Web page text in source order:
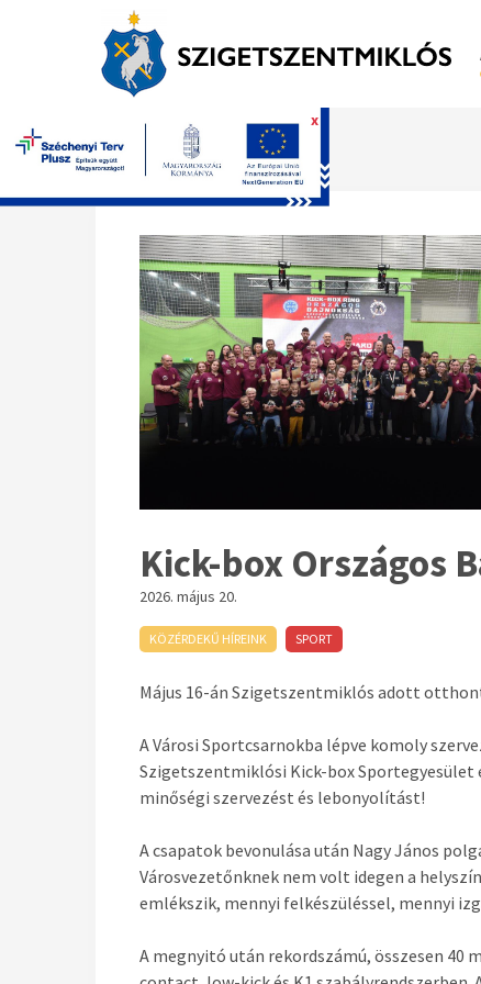
x
Főoldal
Kick-box Országos
2026. május 20.
KÖZÉRDEKŰ HÍREINK SPORT
Május 16-án Szigetszentmiklós adott
A Városi Sportcsarnokba lépve komoly
Szigetszentmiklósi Kick-box Sportegyesület
minőségi szervezést és lebonyolítást!
A csapatok bevonulása után Nagy János
Városvezetőnknek nem volt idegen a
emlékszik, mennyi felkészüléssel, mennyi
A megnyitó után rekordszámú, összesen 40